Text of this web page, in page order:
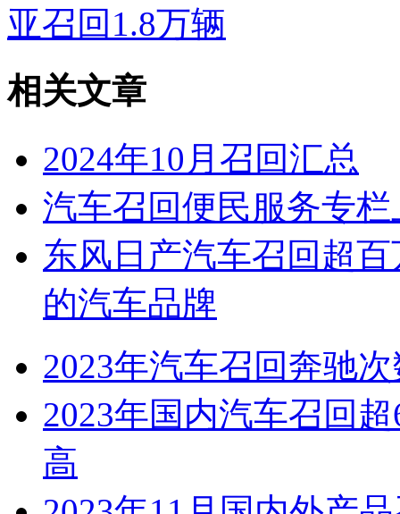
亚召回1.8万辆
相关文章
2024年10月召回汇总
汽车召回便民服务专栏
东风日产汽车召回超
的汽车品牌
2023年汽车召回奔驰
2023年国内汽车召回
高